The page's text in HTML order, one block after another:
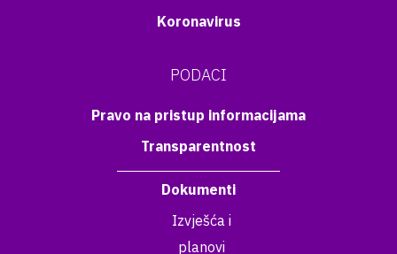
Koronavirus
PODACI
Pravo na pristup informacijama
Transparentnost
Dokumenti
Izvješća i
planovi